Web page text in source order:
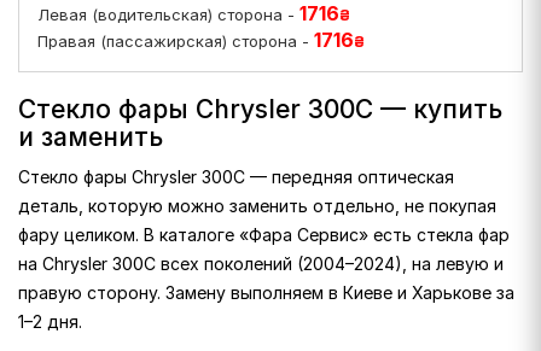
Левая (водительская) сторона - 1716₴
Правая (пассажирская) сторона - 1716₴
Стекло фары Chrysler 300C — купить
и заменить
Стекло фары Chrysler 300C — передняя оптическая
деталь, которую можно заменить отдельно, не покупая
фару целиком. В каталоге «Фара Сервис» есть стекла фар
на Chrysler 300C всех поколений (2004–2024), на левую и
правую сторону. Замену выполняем в Киеве и Харькове за
1–2 дня.